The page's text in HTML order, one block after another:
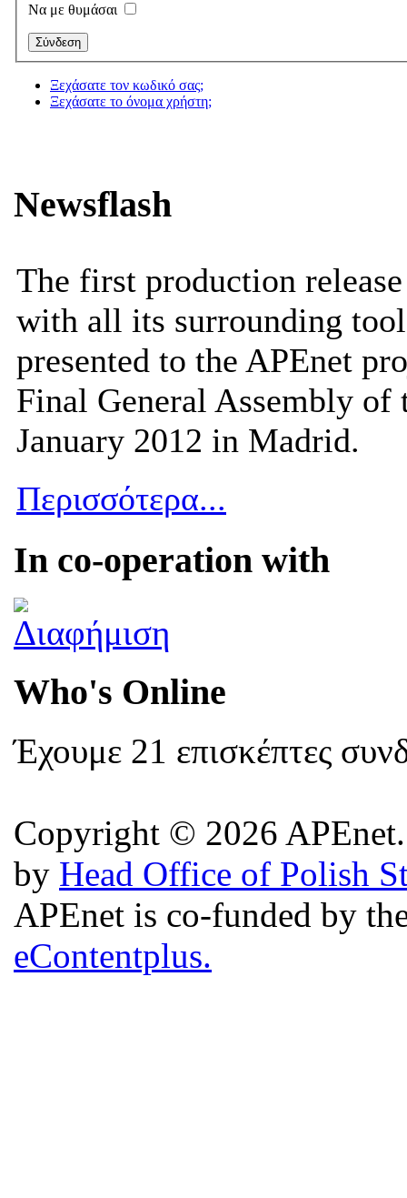
Να με θυμάσαι
Ξεχάσατε τον κωδικό σας;
Ξεχάσατε το όνομα χρήστη;
Newsflash
The first production
with all its surrounding
presented to the APEnet
Final General Assembly of
January 2012 in Madrid.
Περισσότερα...
In co-operation with
Who's Online
Έχουμε 21 επισκέπτες
Copyright © 2026
by Head Office of Polish
APEnet is co-funded by
eContentplus.